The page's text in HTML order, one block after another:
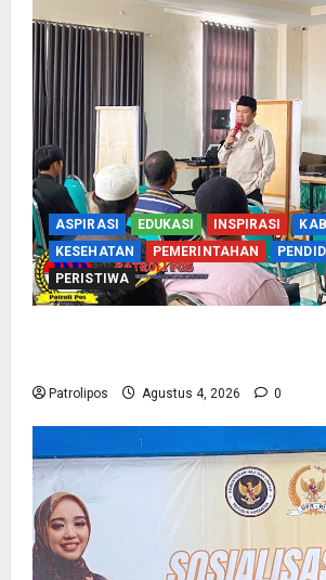
ASPIRASI EDUKASI INSPIRASI
KESEHATAN
PEMERINTAHAN
PERISTIWA
Patrolipos Agustus 4, 2026 0